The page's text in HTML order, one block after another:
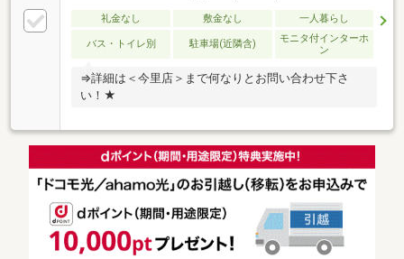
礼金なし 敷金なし 一人暮らし
バス・トイレ別 駐車場(近隣含)
モニタ付インターホ
ン
⇒詳細は＜今里店＞まで何なりとお問い合わせ下さ
い！★